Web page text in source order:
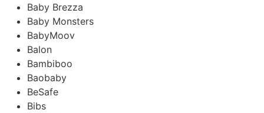
Baby Brezza
Baby Monsters
BabyMoov
Balon
Bambiboo
Baobaby
BeSafe
Bibs